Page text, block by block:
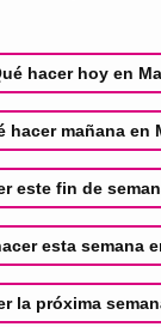
hacer hoy en
hacer mañana en
este fin de
esta semana
la próxima